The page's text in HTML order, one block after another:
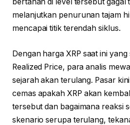
bertahan di level tersebut gagal
melanjutkan penurunan tajam
mencapai titik terendah siklus.
Dengan harga XRP saat ini
Realized Price, para analis
sejarah akan terulang. Pasar
cemas apakah XRP akan
tersebut dan bagaimana reaksi
skenario serupa terulang,